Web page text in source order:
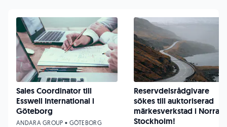
Sales Coordinator till
Esswell International i
Göteborg
ANDARA GROUP • GÖTEBORG
Reservdelsrådgivare
sökes till auktoriserad
märkesverkstad i Norra
Stockholm!